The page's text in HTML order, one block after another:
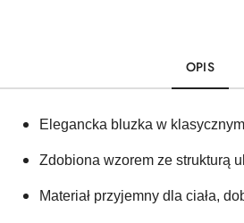
OPIS
Elegancka bluzka w
Zdobiona wzorem ze strukturą
Materiał przyjemny dla ciała,